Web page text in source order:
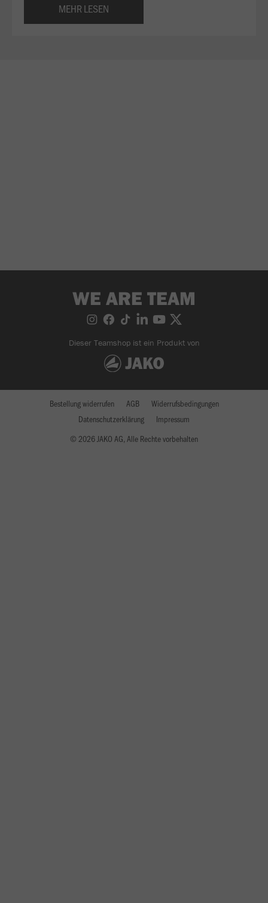
MEHR LESEN
WE ARE TEAM
Dieser Teamshop ist ein Produkt von
© 2026 JAKO AG, Alle Rechte vorbehalten
Bestellung widerrufen AGB
Widerrufsbedingungen
Datenschutzerklärung
Impressum